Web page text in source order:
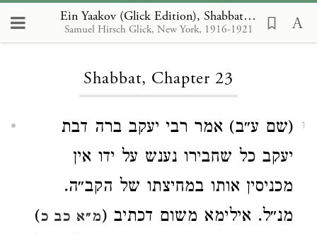
Ein Yaakov (Glick Edition), Shabbat 23
Samuel Hirsch Glick, New York, 1916-1921
Loading...
Shabbat, Chapter 23
1
(שם ע״ב) אמר רבי יעקב ברה דבת
יעקב כל שחבירו נענש על ידו אין
מכניסין אותו במחיצתו של הקב״ה.
מנ״ל. אילימא משום דכתיב (מ״א כב כ)